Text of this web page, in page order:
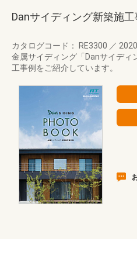
Danサイディング新築施
カタログコード： RE3300 ／
金属サイディング「Danサイディ
工事例をご紹介しています。